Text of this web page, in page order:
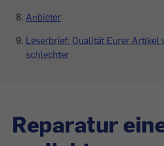
Anbieter
Leserbrief: Qualität Eurer Artikel
schlechter
Reparatur